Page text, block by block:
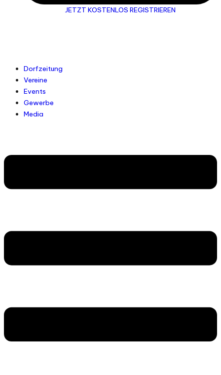
JETZT KOSTENLOS REGISTRIEREN
Dorfzeitung
Vereine
Events
Gewerbe
Media